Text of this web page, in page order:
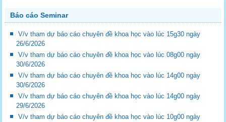
Báo cáo Seminar
V/v tham dự báo cáo chuyên đề khoa học vào lúc 15g30 ngày
26/6/2026
V/v tham dự báo cáo chuyên đề khoa học vào lúc 08g00 ngày
30/6/2026
V/v tham dự báo cáo chuyên đề khoa học vào lúc 14g00 ngày
30/6/2026
V/v tham dự báo cáo chuyên đề khoa học vào lúc 14g00 ngày
29/6/2026
V/v tham dự báo cáo chuyên đề khoa học vào lúc 10g00 ngày